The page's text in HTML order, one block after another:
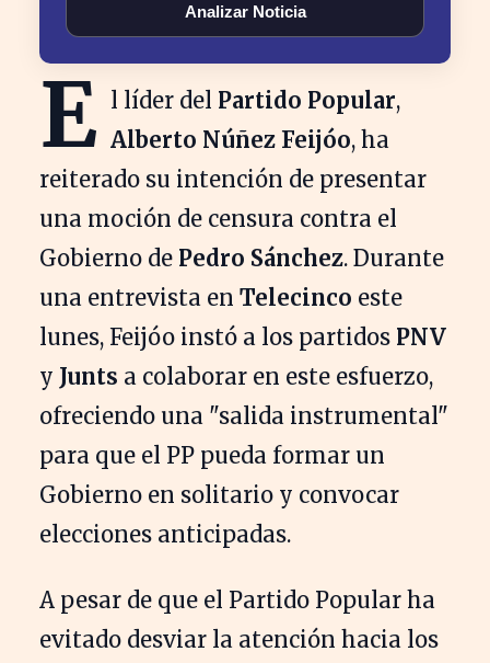
Analizar Noticia
E l líder del Partido Popular,
Alberto Núñez Feijóo, ha
reiterado su intención de presentar
una moción de censura contra el
Gobierno de Pedro Sánchez. Durante
una entrevista en Telecinco este
lunes, Feijóo instó a los partidos PNV
y Junts a colaborar en este esfuerzo,
ofreciendo una "salida instrumental"
para que el PP pueda formar un
Gobierno en solitario y convocar
elecciones anticipadas.
A pesar de que el Partido Popular ha
evitado desviar la atención hacia los